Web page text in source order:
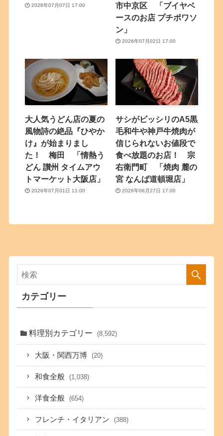
2026年07月07日 17:00
市中京区 「ブイヤベ
ースのお店 プチポワソ
ン」
2026年07月02日 17:00
大人気うどん店の夏の
風物詩の絶品『ひやか
け』が始まりまし
た！ 梅田 「情熱う
どん 讃州 タイムアウ
トマーケット大阪店」
2026年07月01日 11:00
サシがビッシリのA5黒
毛和牛や神戸牛焼肉が
信じられないお値段で
食べ放題のお店！ 宗
右衛門町 「焼肉 麓の
宮 なんば道頓堀店」
2026年06月27日 17:00
カテゴリー
料理別カテゴリー (8,592)
大阪・関西万博 (20)
和食全般 (1,038)
洋食全般 (654)
フレンチ・イタリアン (388)